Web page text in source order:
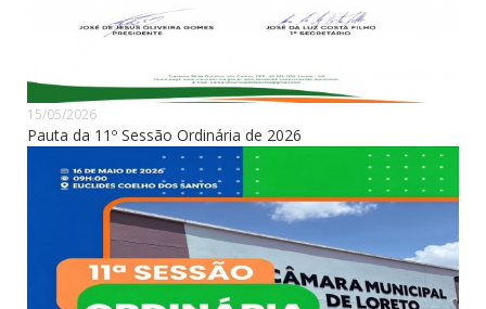
15/05/2026
Pauta da 11º Sessão Ordinária de 2026